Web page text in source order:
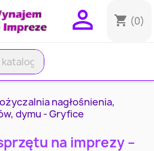
shopping_cart (0)

nagłośnienia,
dymu - Gryfice
na imprezy –